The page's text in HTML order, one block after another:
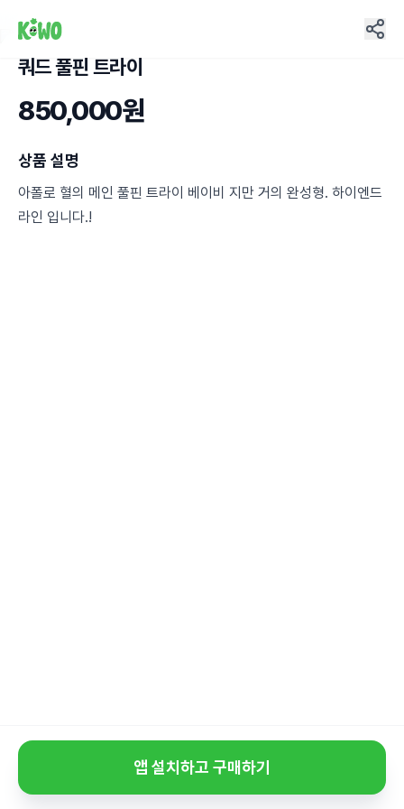
쿼드 풀핀 트라이
850,000원
상품 설명
아폴로 혈의 메인 풀핀 트라이 베이비 지만 거의 완성형. 하이엔드
라인 입니다.!
앱 설치하고 구매하기